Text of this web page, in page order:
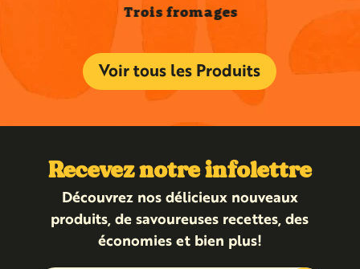
Trois fromages
Voir tous les Produits
Recevez notre infolettre
Découvrez nos délicieux nouveaux
produits, de savoureuses recettes, des
économies et bien plus!